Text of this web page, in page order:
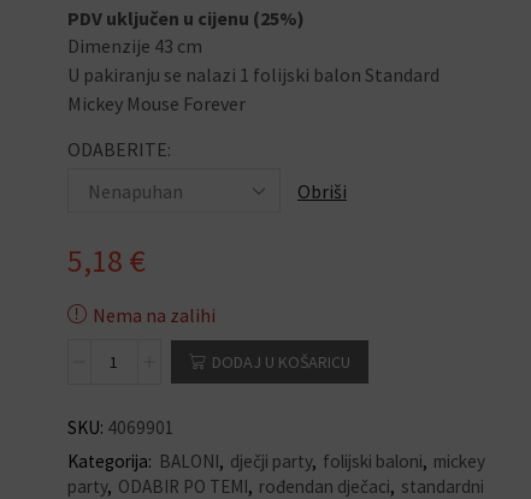
PDV uključen u cijenu (25%)
Dimenzije 43 cm
U pakiranju se nalazi 1 folijski balon Standard
Mickey Mouse Forever
ODABERITE:
Obriši
5,18 €
Nema na zalihi
DODAJ U KOŠARICU
SKU: 4069901
Kategorija: BALONI, dječji party, folijski baloni, mickey
party, ODABIR PO TEMI, rođendan dječaci, standardni